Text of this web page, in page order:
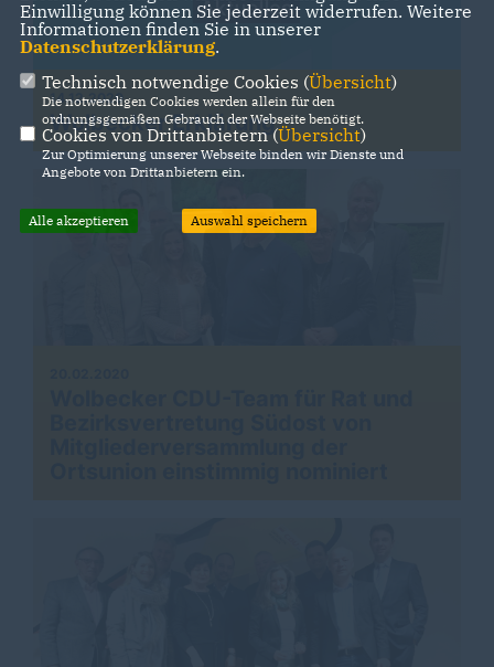
14.12.2020
Wolbecker Erklärung
Einwilligung können Sie jederzeit widerrufen. Weitere
Informationen finden Sie in unserer
Datenschutzerklärung.
Technisch notwendige Cookies (Übersicht)
Die notwendigen Cookies werden allein für den
ordnungsgemäßen Gebrauch der Webseite benötigt.
Cookies von Drittanbietern (Übersicht)
Zur Optimierung unserer Webseite binden wir Dienste und
Angebote von Drittanbietern ein.
Alle akzeptieren Auswahl speichern